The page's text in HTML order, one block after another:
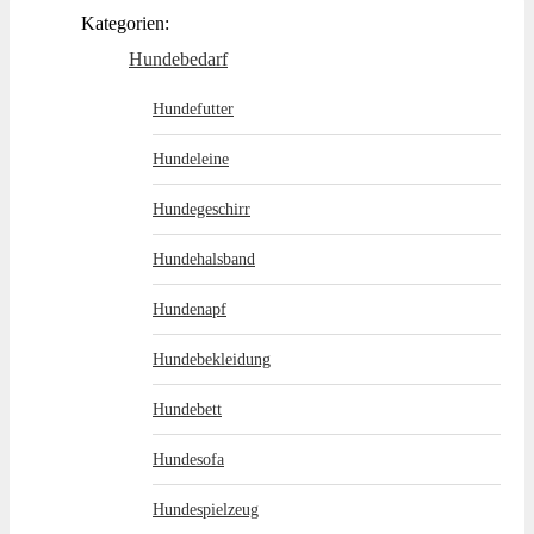
Kategorien:
Hundebedarf
Hundefutter
Hundeleine
Hundegeschirr
Hundehalsband
Hundenapf
Hundebekleidung
Hundebett
Hundesofa
Hundespielzeug